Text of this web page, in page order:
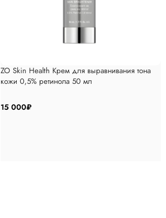
ZO Skin Health Крем для выравнивания тона
кожи 0,5% ретинола 50 мл
15 000₽